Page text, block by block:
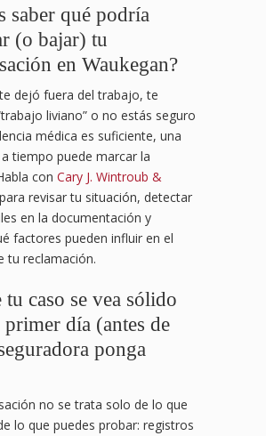
saber qué podría
(o bajar) tu
en Waukegan?
dejó fuera del trabajo, te
liviano” o no estás seguro
médica es suficiente, una
tiempo puede marcar la
con Cary J. Wintroub &
para revisar tu situación, detectar
en la documentación y
factores pueden influir en el
tu reclamación.
tu caso se vea sólido
primer día (antes de
ponga
no se trata solo de lo que
lo que puedes probar: registros